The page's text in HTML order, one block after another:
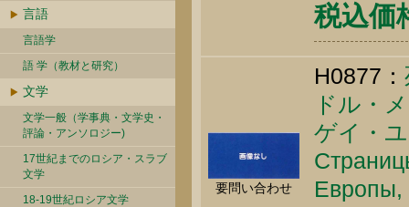
言語
言語学
語 学（教材と研究）
文学
文学一般（学事典・文学史・
評論・アンソロジー)
17世紀までのロシア・スラブ
文学
18-19世紀ロシア文学
税込価
要問い合わせ
H0877：
ドル・
ゲイ・
Европы,